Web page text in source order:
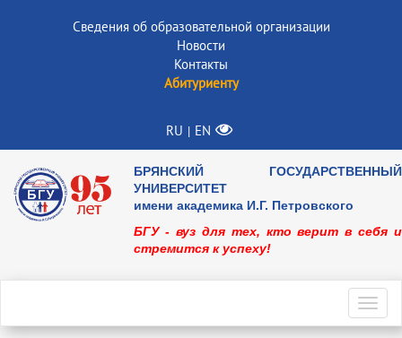
Сведения об образовательной организации
Новости
Контакты
Абитуриенту
RU | EN
БРЯНСКИЙ ГОСУДАРСТВЕННЫЙ
УНИВЕРСИТЕТ
имени академика И.Г. Петровского
БГУ - вуз для тех, кто верит в себя и
стремится к успеху!